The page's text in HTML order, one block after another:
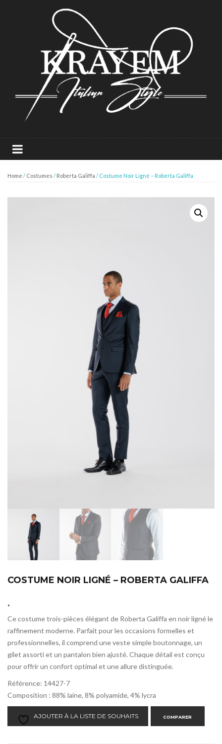
Home / Costumes / Roberta Galiffa / Costume Noir Ligné – Roberta Galiffa
COSTUME NOIR LIGNÉ – ROBERTA GALIFFA
.
Ce costume trois-pièces élégant de Roberta Galiffa en noir ligné le
raffinement moderne. Parfait pour les occasions formelles et
professionnelles, il comprend une veste simple boutonnage, un
gilet assorti et un pantalon bien ajusté. Chaque détail est conçu
pour offrir un confort optimal et une allure distinguée.
Référence: 14427-7
Composition : 88% laine, 8% polyamide, 4% lycra
AJOUTER À LA LISTE DE SOUHAITS COMPARER